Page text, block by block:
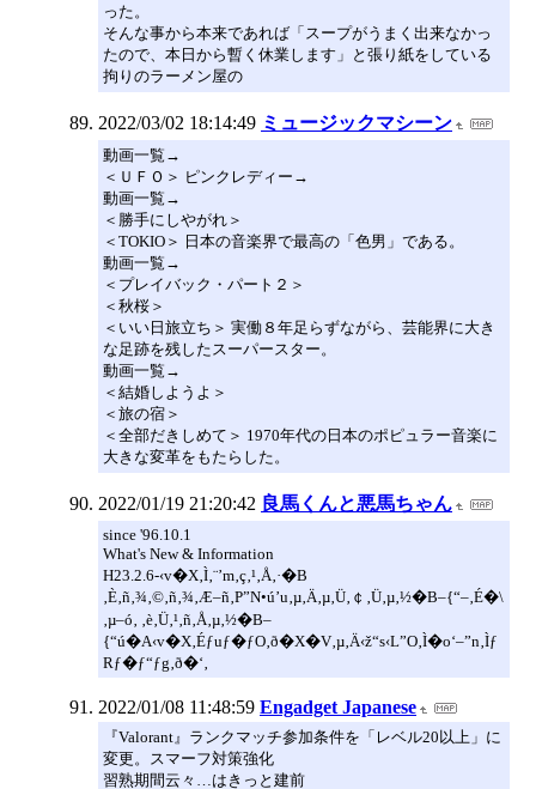
った。
そんな事から本来であれば「スープがうまく出来なかっ
たので、本日から暫く休業します」と張り紙をしている
拘りのラーメン屋の
2022/03/02 18:14:49 ミュージックマシーン
動画一覧→
＜ＵＦＯ＞ ピンクレディー→
動画一覧→
＜勝手にしやがれ＞
＜TOKIO＞ 日本の音楽界で最高の「色男」である。
動画一覧→
＜プレイバック・パート２＞
＜秋桜＞
＜いい日旅立ち＞ 実働８年足らずながら、芸能界に大き
な足跡を残したスーパースター。
動画一覧→
＜結婚しようよ＞
＜旅の宿＞
＜全部だきしめて＞ 1970年代の日本のポピュラー音楽に
大きな変革をもたらした。
2022/01/19 21:20:42 良馬くんと悪馬ちゃん
since '96.10.1
What's New & Information
H23.2.6-‹v�X‚Ì‚¨’m‚ç‚¹‚Å‚·�B
‚È‚ñ‚¾‚©‚ñ‚¾‚Æ–ñ‚P”N•ú’u‚µ‚Ä‚µ‚Ü‚￠‚Ü‚µ‚½�B–{“–‚É�\
‚µ–ó‚ ‚è‚Ü‚¹‚ñ‚Å‚µ‚½�B–
{“ú�A‹v�X‚Éƒuƒ�ƒO‚ð�X�V‚µ‚Ä‹ž“s‹L”O‚Ì�o‘–”n‚Ìƒ
Rƒ�ƒ“ƒg‚ð�‘‚
2022/01/08 11:48:59 Engadget Japanese
『Valorant』ランクマッチ参加条件を「レベル20以上」に
変更。スマーフ対策強化
習熟期間云々…はきっと建前